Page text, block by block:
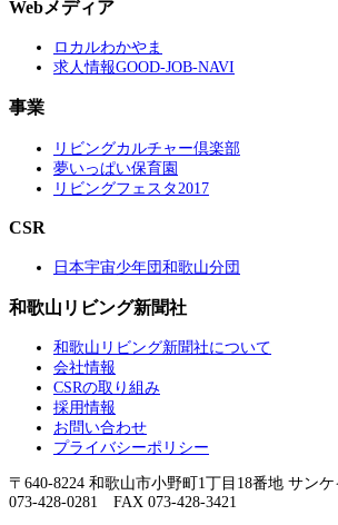
Webメディア
ロカルわかやま
求人情報GOOD-JOB-NAVI
事業
リビングカルチャー倶楽部
夢いっぱい保育園
リビングフェスタ2017
CSR
日本宇宙少年団和歌山分団
和歌山リビング新聞社
和歌山リビング新聞社について
会社情報
CSRの取り組み
採用情報
お問い合わせ
プライバシーポリシー
〒640-8224 和歌山市小野町1丁目18番地 サン
073-428-0281 FAX 073-428-3421